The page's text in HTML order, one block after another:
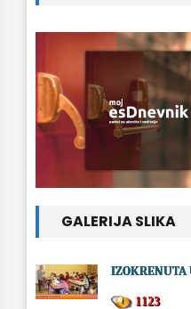
GALERIJA SLIKA
IZOKRENUTA
1123